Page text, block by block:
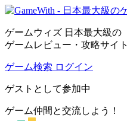
ゲームウィズ 日本最大級の
ゲームレビュー・攻略サイト
ゲーム検索 ログイン
ゲストとして参加中
ゲーム仲間と交流しよう！